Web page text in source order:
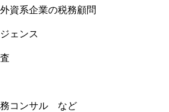
資系企業の税務顧問
ェンス
務コンサル など